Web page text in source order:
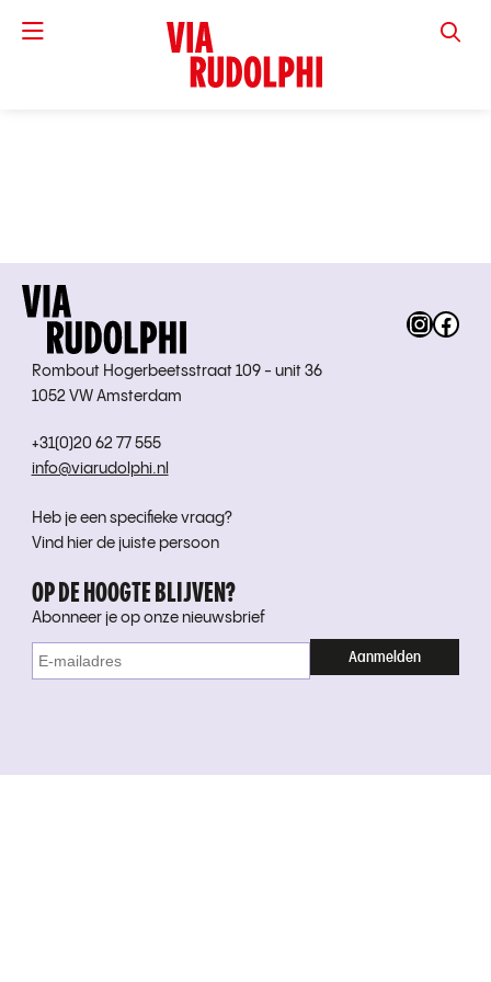
VIA
Rombout Hogerbeetsstraat 109 - unit 36
1052 VW Amsterdam
+31(0)20 62 77 555
info@viarudolphi.nl
Heb je een specifieke vraag?
Vind hier de juiste persoon
OP DE HOOGTE BLIJVEN?
Abonneer je op onze nieuwsbrief